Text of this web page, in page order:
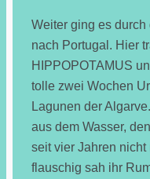
Weiter ging es
nach Portugal. Hier
HIPPOPOTAMUS
tolle zwei Wochen
Lagunen der
aus dem Wasser,
seit vier Jahren
flauschig sah ihr